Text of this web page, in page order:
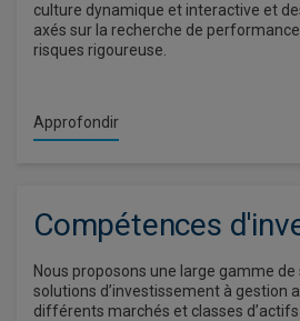
culture dynamique et interactive et
axés sur la recherche de
risques rigoureuse.
Approfondir
Compétences
Nous proposons une large gamme
solutions d’investissement à gestion
différents marchés et classes d’actifs